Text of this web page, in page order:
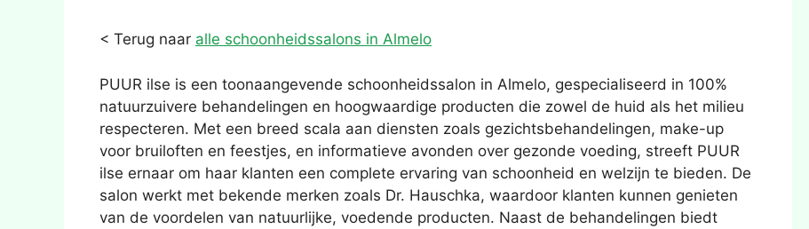
< Terug naar alle schoonheidssalons in Almelo
PUUR ilse is een toonaangevende schoonheidssalon in Almelo, gespecialiseerd in 100%
natuurzuivere behandelingen en hoogwaardige producten die zowel de huid als het milieu
respecteren. Met een breed scala aan diensten zoals gezichtsbehandelingen, make-up
voor bruiloften en feestjes, en informatieve avonden over gezonde voeding, streeft PUUR
ilse ernaar om haar klanten een complete ervaring van schoonheid en welzijn te bieden. De
salon werkt met bekende merken zoals Dr. Hauschka, waardoor klanten kunnen genieten
van de voordelen van natuurlijke, voedende producten. Naast de behandelingen biedt